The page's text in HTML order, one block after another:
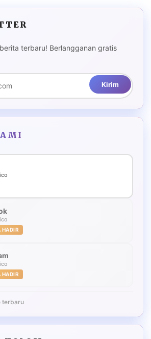
terbaru! Berlangganan gratis
Kirim
HADIR
HADIR
terbaru